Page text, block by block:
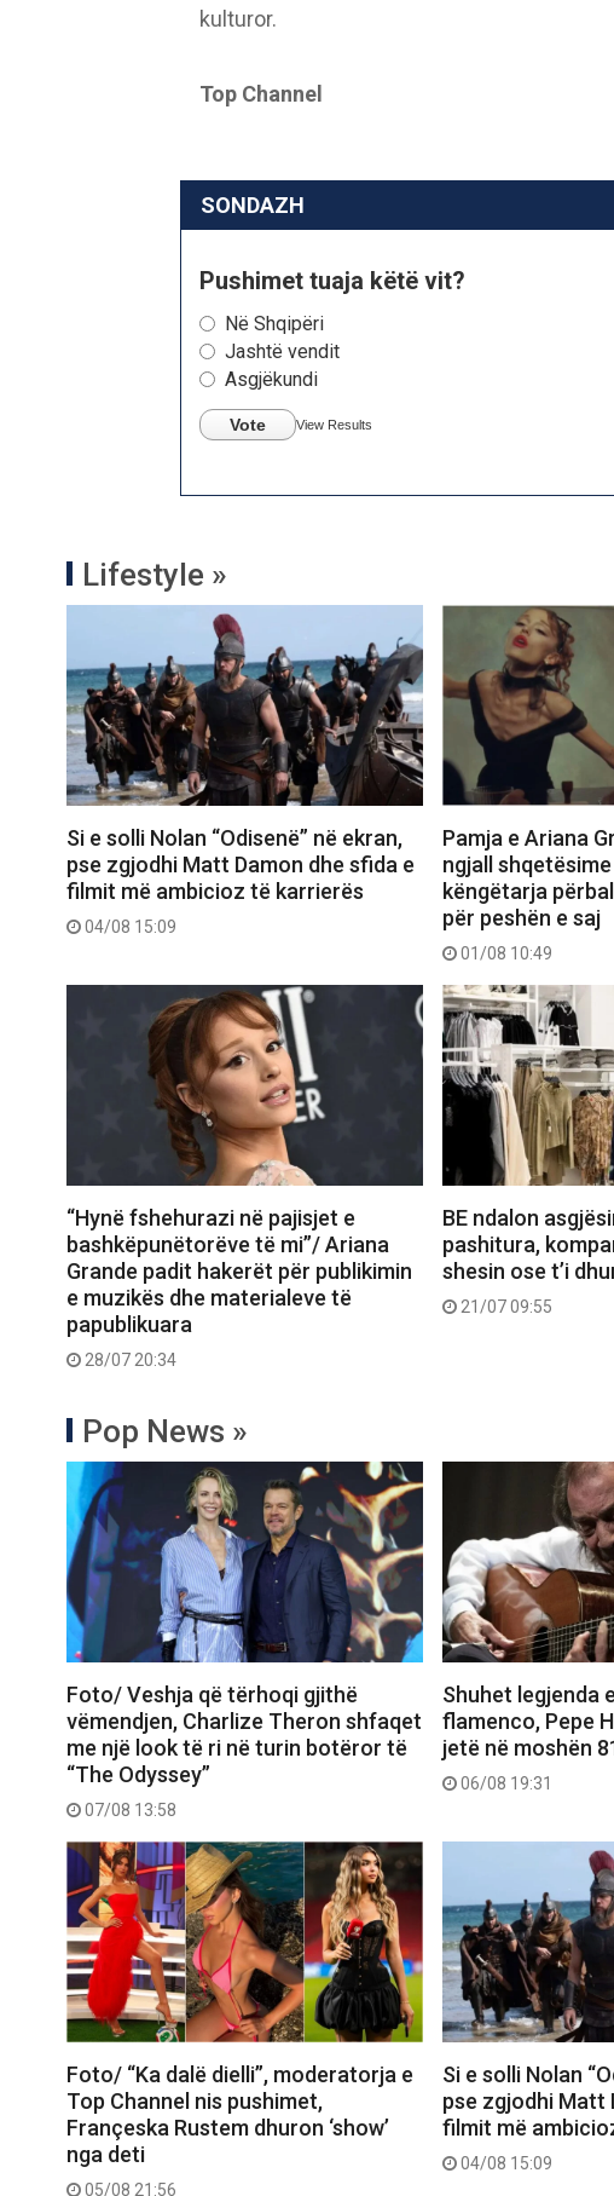
kulturor.
Top Channel
SONDAZH
Pushimet tuaja këtë vit?
Në Shqipëri
Jashtë vendit
Asgjëkundi
Vote View Results
Lifestyle »
Si e solli Nolan “Odisenë” në ekran,
pse zgjodhi Matt Damon dhe sfida e
filmit më ambicioz të karrierës
04/08 15:09
Pamja e Ariana
ngjall
këngëtarja
për peshën e saj
01/08 10:49
“Hynë fshehurazi në pajisjet e
bashkëpunëtorëve të mi”/ Ariana
Grande padit hakerët për publikimin
e muzikës dhe materialeve të
papublikuara
28/07 20:34
BE ndalon
pashitura,
shesin ose t’i
21/07 09:55
Pop News »
Foto/ Veshja që tërhoqi gjithë
vëmendjen, Charlize Theron shfaqet
me një look të ri në turin botëror të
“The Odyssey”
07/08 13:58
Shuhet legjenda
flamenco, Pepe
jetë në moshën
06/08 19:31
Foto/ “Ka dalë dielli”, moderatorja e
Top Channel nis pushimet,
Françeska Rustem dhuron ‘show’
nga deti
05/08 21:56
Si e solli Nolan
pse zgjodhi Matt
filmit më
04/08 15:09